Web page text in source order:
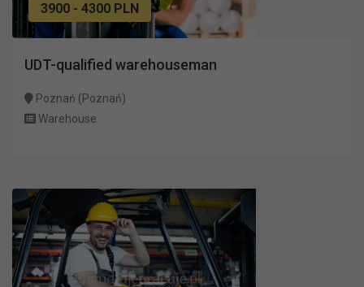
3900 - 4300 PLN
UDT-qualified warehouseman
Poznań (Poznań)
Warehouse